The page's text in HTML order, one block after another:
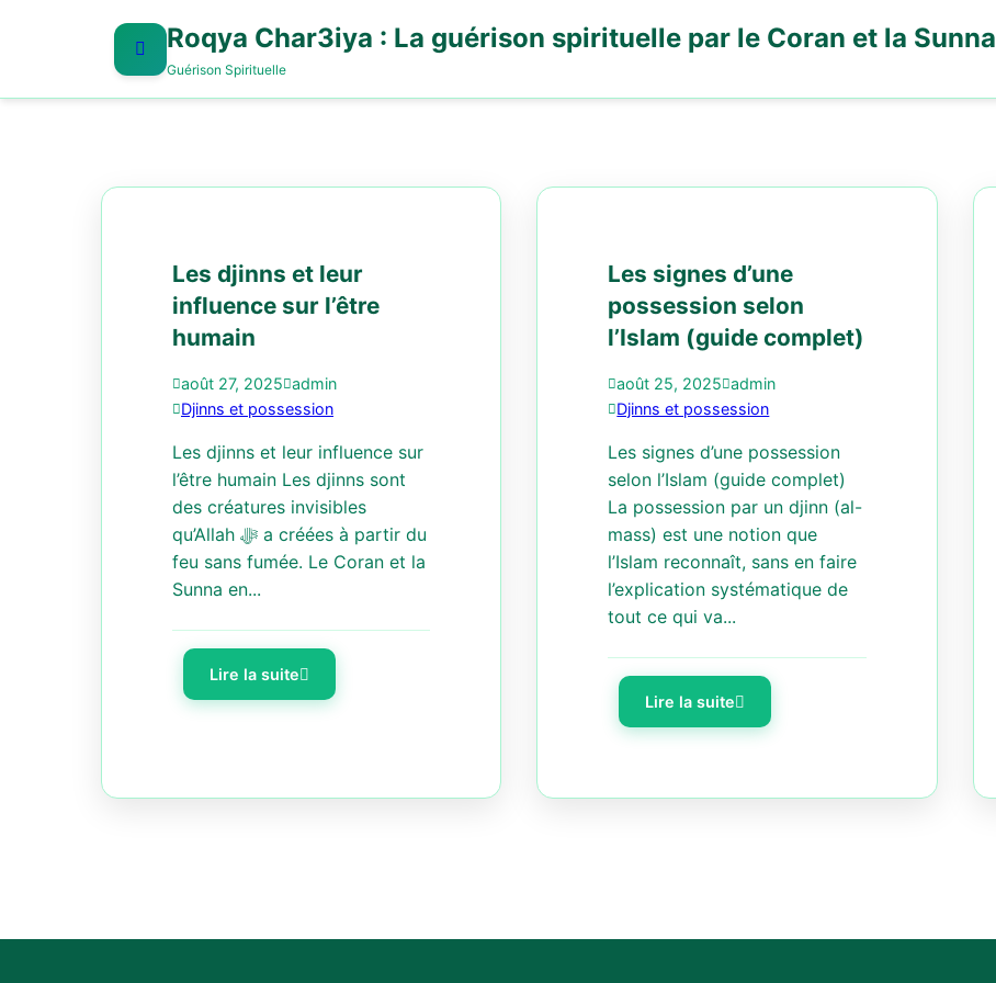
Roqya Char3iya : La guérison spirituelle par le Coran et la Sunna
Guérison Spirituelle
Les djinns et leur
influence sur l’être
humain
août 27, 2025 admin
Djinns et possession
Les djinns et leur influence sur
l’être humain Les djinns sont
des créatures invisibles
qu’Allah ﷻ a créées à partir du
feu sans fumée. Le Coran et la
Sunna en...
Lire la suite
Les signes d’une
possession selon
l’Islam (guide complet)
août 25, 2025 admin
Djinns et possession
Les signes d’une possession
selon l’Islam (guide complet)
La possession par un djinn (al-
mass) est une notion que
l’Islam reconnaît, sans en faire
l’explication systématique de
tout ce qui va...
Lire la suite